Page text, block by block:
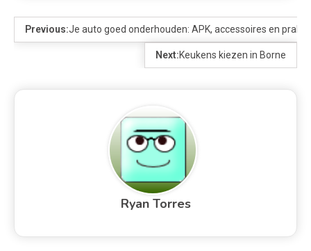
Previous:Je auto goed onderhouden: APK, accessoires en
Next:Keukens kiezen in Borne
Ryan Torres